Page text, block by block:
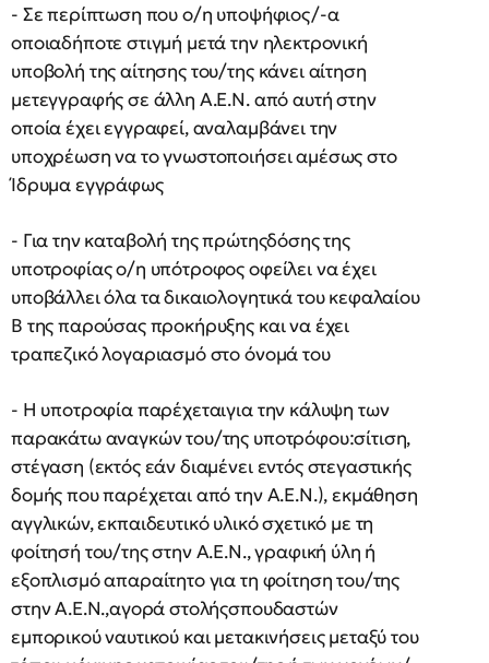
- Σε περίπτωση που ο/η υποψήφιος/-α
οποιαδήποτε στιγμή μετά την ηλεκτρονική
υποβολή της αίτησης του/της κάνει αίτηση
μετεγγραφής σε άλλη Α.Ε.Ν. από αυτή στην
οποία έχει εγγραφεί, αναλαμβάνει την
υποχρέωση να το γνωστοποιήσει αμέσως στο
Ίδρυμα εγγράφως
- Για την καταβολή της πρώτηςδόσης της
υποτροφίας ο/η υπότροφος οφείλει να έχει
υποβάλλει όλα τα δικαιολογητικά του κεφαλαίου
Β της παρούσας προκήρυξης και να έχει
τραπεζικό λογαριασμό στο όνομά του
- Η υποτροφία παρέχεταιγια την κάλυψη των
παρακάτω αναγκών του/της υποτρόφου:σίτιση,
στέγαση (εκτός εάν διαμένει εντός στεγαστικής
δομής που παρέχεται από την Α.Ε.Ν.), εκμάθηση
αγγλικών, εκπαιδευτικό υλικό σχετικό με τη
φοίτησή του/της στην Α.Ε.Ν., γραφική ύλη ή
εξοπλισμό απαραίτητο για τη φοίτηση του/της
στην Α.Ε.Ν.,αγορά στολήςσπουδαστών
εμπορικού ναυτικού και μετακινήσεις μεταξύ του